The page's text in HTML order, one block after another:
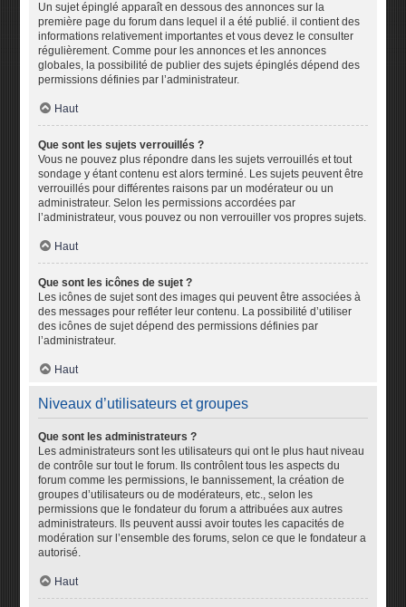
Un sujet épinglé apparaît en dessous des annonces sur la
première page du forum dans lequel il a été publié. il contient des
informations relativement importantes et vous devez le consulter
régulièrement. Comme pour les annonces et les annonces
globales, la possibilité de publier des sujets épinglés dépend des
permissions définies par l’administrateur.
Haut
Que sont les sujets verrouillés ?
Vous ne pouvez plus répondre dans les sujets verrouillés et tout
sondage y étant contenu est alors terminé. Les sujets peuvent être
verrouillés pour différentes raisons par un modérateur ou un
administrateur. Selon les permissions accordées par
l’administrateur, vous pouvez ou non verrouiller vos propres sujets.
Haut
Que sont les icônes de sujet ?
Les icônes de sujet sont des images qui peuvent être associées à
des messages pour refléter leur contenu. La possibilité d’utiliser
des icônes de sujet dépend des permissions définies par
l’administrateur.
Haut
Niveaux d’utilisateurs et groupes
Que sont les administrateurs ?
Les administrateurs sont les utilisateurs qui ont le plus haut niveau
de contrôle sur tout le forum. Ils contrôlent tous les aspects du
forum comme les permissions, le bannissement, la création de
groupes d’utilisateurs ou de modérateurs, etc., selon les
permissions que le fondateur du forum a attribuées aux autres
administrateurs. Ils peuvent aussi avoir toutes les capacités de
modération sur l’ensemble des forums, selon ce que le fondateur a
autorisé.
Haut